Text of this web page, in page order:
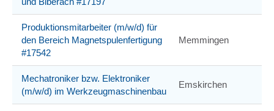
Produktionsmitarbeiter (m/w/d) für
den Bereich Magnetspulenfertigung
#17542
Memmingen
Mechatroniker bzw. Elektroniker
(m/w/d) im Werkzeugmaschinenbau
Emskirchen